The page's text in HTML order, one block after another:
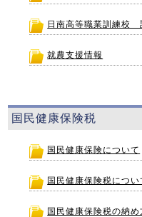
日南高等職業訓練校
就農支援情報
国民健康保険税
国民健康保険について
国民健康保険税につい
国民健康保険税の納め